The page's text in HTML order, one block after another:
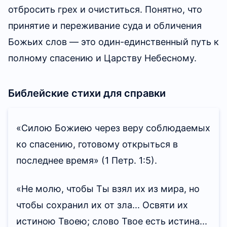
искуплен, ты не можешь достичь святости.
Так ты будешь не вправе получить свою долю
добрых благословений Божьих, ибо ты
пропустил один шаг в Божьей работе по
изменения и усовершенствования. И поэтому
искуплен, не можешь прямо наследовать
Божье наследство.
прискорбно скверна, это что-то нечистое.
Люди слишком сильно жаждут плотских
удовольствий, и слишком много у них
проявлений плоти. Вот почему Бог в
сатанинской скверны и растления, люди
так и не отвратился от скверны и растления,
он по-прежнему остается под господством
сатаны. Козни, которые люди строят друг
против друга, коварство и лукавство — все
это от сатаны. Когда Бог тебя спасает, это
(Слово, том I. Божье явление и работа. Практика
отбросить грех и очиститься. Понятно, что
принятие и переживание суда и обличения
Божьих слов — это один-единственный путь к
полному спасению и Царству Небесному.
Библейские стихи для справки
«Силою Божиею через веру соблюдаемых
ко спасению, готовому открыться в
последнее время» (1 Петр. 1:5).
«Не молю, чтобы Ты взял их из мира, но
чтобы сохранил их от зла... Освяти их
истиною Твоею; слово Твое есть истина...